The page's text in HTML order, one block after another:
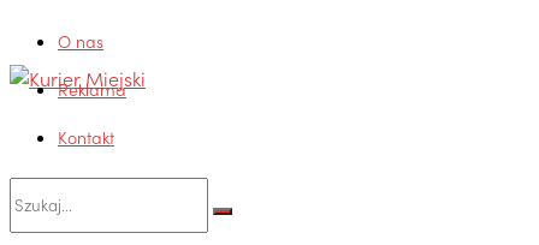
O nas
Reklama
Kontakt